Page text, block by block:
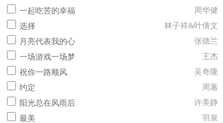
一起吃苦的幸福
周华健
选择
林子祥&叶倩文
月亮代表我的心
张德兰
一场游戏一场梦
王杰
祝你一路顺风
吴奇隆
约定
周蕙
阳光总在风雨后
许美静
最美
羽泉